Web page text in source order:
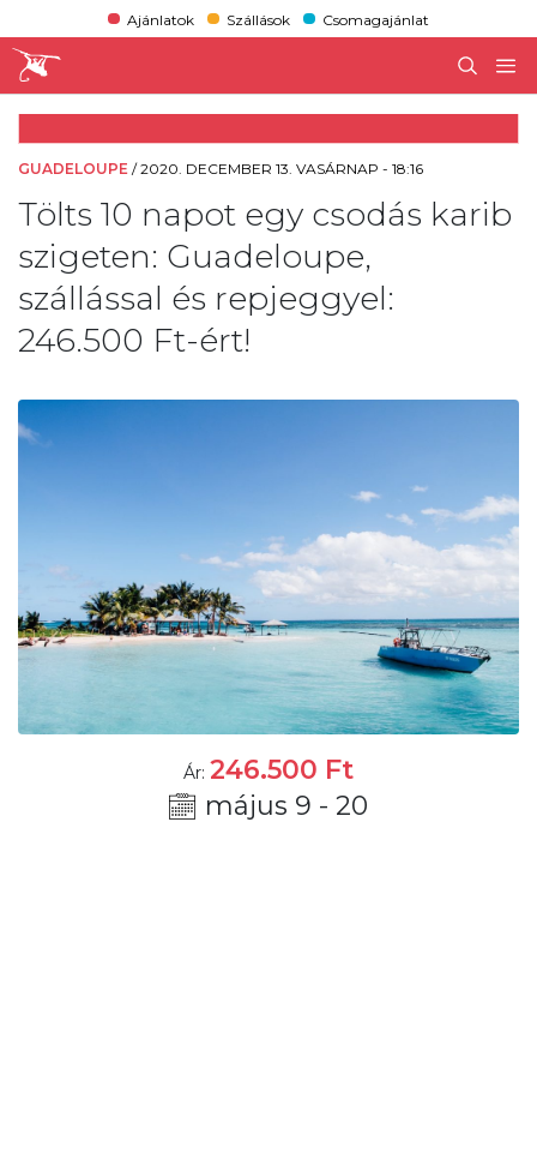
Ajánlatok Szállások Csomagajánlat
GUADELOUPE /2020. DECEMBER 13. VASÁRNAP - 18:16
Tölts 10 napot egy csodás karib
szigeten: Guadeloupe,
szállással és repjeggyel:
246.500 Ft-ért!
Ár: 246.500 Ft
május 9 - 20